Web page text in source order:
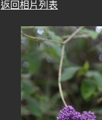
返回相片列表